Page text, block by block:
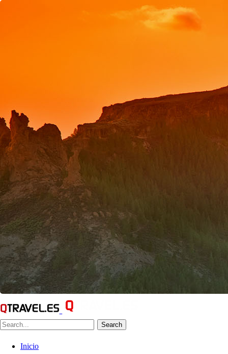
Search
Inicio